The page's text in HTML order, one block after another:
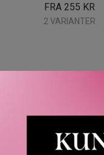
FRA 255 KR
2 VARIANTER